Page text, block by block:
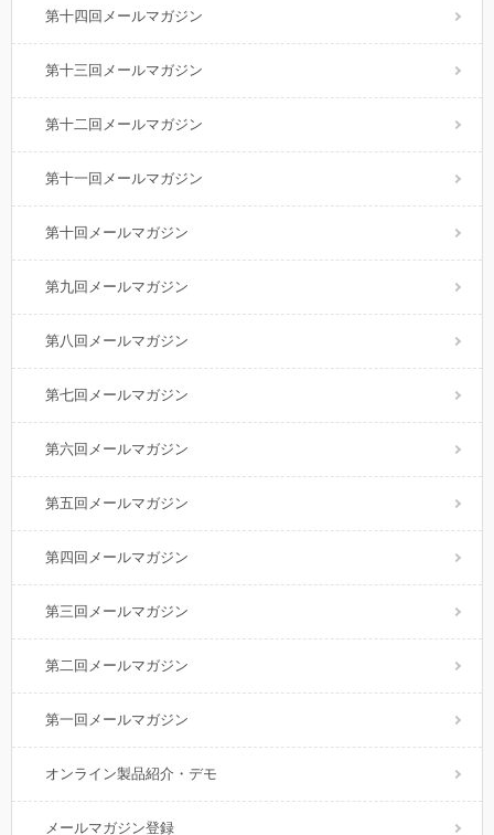
第十四回メールマガジン
第十三回メールマガジン
第十二回メールマガジン
第十一回メールマガジン
第十回メールマガジン
第九回メールマガジン
第八回メールマガジン
第七回メールマガジン
第六回メールマガジン
第五回メールマガジン
第四回メールマガジン
第三回メールマガジン
第二回メールマガジン
第一回メールマガジン
オンライン製品紹介・デモ
メールマガジン登録